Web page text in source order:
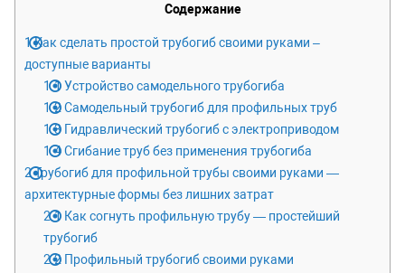
Содержание
1Как сделать простой трубогиб своими руками –
доступные варианты
1.1Устройство самодельного трубогиба
1.2Самодельный трубогиб для профильных труб
1.3 Гидравлический трубогиб с электроприводом
1.4Сгибание труб без применения трубогиба
2Трубогиб для профильной трубы своими руками —
архитектурные формы без лишних затрат
2.1 Как согнуть профильную трубу — простейший
трубогиб
2.2 Профильный трубогиб своими руками